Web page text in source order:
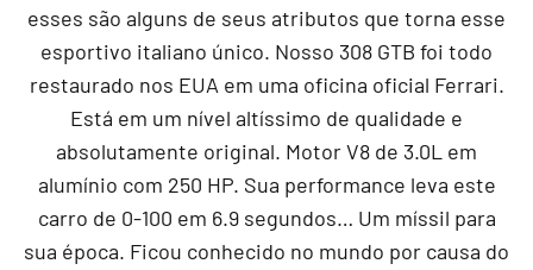
esses são alguns de seus atributos que torna esse
esportivo italiano único. Nosso 308 GTB foi todo
restaurado nos EUA em uma oficina oficial Ferrari.
Está em um nível altíssimo de qualidade e
absolutamente original. Motor V8 de 3.0L em
alumínio com 250 HP. Sua performance leva este
carro de 0-100 em 6.9 segundos… Um míssil para
sua época. Ficou conhecido no mundo por causa do